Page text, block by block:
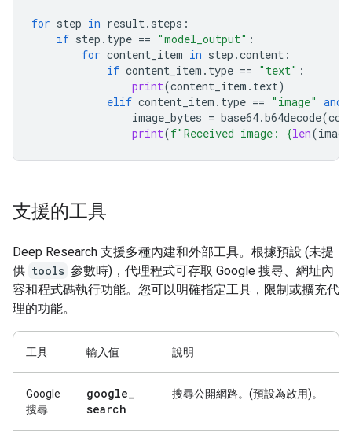
for step in result. steps :
if step . type == "model_output" :
for content_item in step .content :
if content_item . type == "text" :
print(content_item . text)
elif content_item . type == "image" and
image_bytes = base64.b64decode(
print(f"Received image: {len(
支援的工具
Deep Research 支援多種內建和外部工具。根據預設 (未提
供 tools 參數時)，代理程式可存取 Google 搜尋、網址內
容和程式碼執行功能。您可以明確指定工具，限制或擴充代
理的功能。
工具 輸入值 說明
Google
搜尋
google_
search
搜尋公開網路。(預設為啟用)。